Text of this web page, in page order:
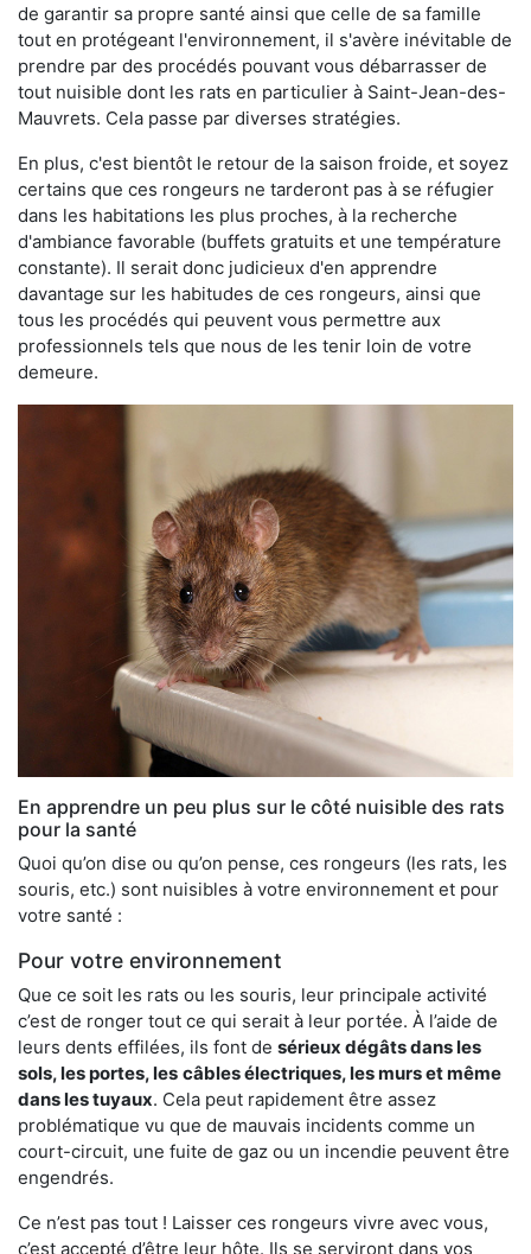
de garantir sa propre santé ainsi que celle de sa famille
tout en protégeant l'environnement, il s'avère inévitable de
prendre par des procédés pouvant vous débarrasser de
tout nuisible dont les rats en particulier à Saint-Jean-des-
Mauvrets. Cela passe par diverses stratégies.
En plus, c'est bientôt le retour de la saison froide, et soyez
certains que ces rongeurs ne tarderont pas à se réfugier
dans les habitations les plus proches, à la recherche
d'ambiance favorable (buffets gratuits et une température
constante). Il serait donc judicieux d'en apprendre
davantage sur les habitudes de ces rongeurs, ainsi que
tous les procédés qui peuvent vous permettre aux
professionnels tels que nous de les tenir loin de votre
demeure.
En apprendre un peu plus sur le côté nuisible des rats
pour la santé
Quoi qu’on dise ou qu’on pense, ces rongeurs (les rats, les
souris, etc.) sont nuisibles à votre environnement et pour
votre santé :
Pour votre environnement
Que ce soit les rats ou les souris, leur principale activité
c’est de ronger tout ce qui serait à leur portée. À l’aide de
leurs dents effilées, ils font de sérieux dégâts dans les
sols, les portes, les câbles électriques, les murs et même
dans les tuyaux. Cela peut rapidement être assez
problématique vu que de mauvais incidents comme un
court-circuit, une fuite de gaz ou un incendie peuvent être
engendrés.
Ce n’est pas tout ! Laisser ces rongeurs vivre avec vous,
c’est accepté d’être leur hôte. Ils se serviront dans vos